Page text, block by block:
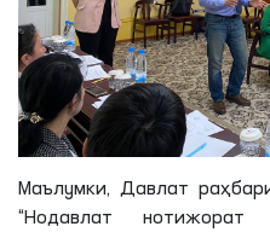
Маълумки, Давлат
“Нодавлат нотижорат
томонидан қўллаб-